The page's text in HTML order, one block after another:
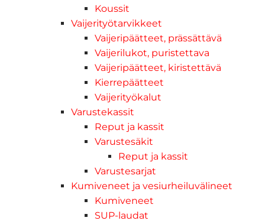
Koussit
Vaijerityötarvikkeet
Vaijeripäätteet, prässättävä
Vaijerilukot, puristettava
Vaijeripäätteet, kiristettävä
Kierrepäätteet
Vaijerityökalut
Varustekassit
Reput ja kassit
Varustesäkit
Reput ja kassit
Varustesarjat
Kumiveneet ja vesiurheiluvälineet
Kumiveneet
SUP-laudat